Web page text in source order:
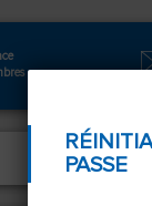
PASSE